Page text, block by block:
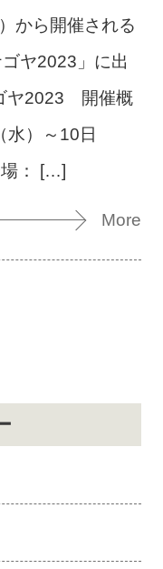
から開催される
ヤ2023」に出
ヤ2023 開催概
水）～10日
： […]
More